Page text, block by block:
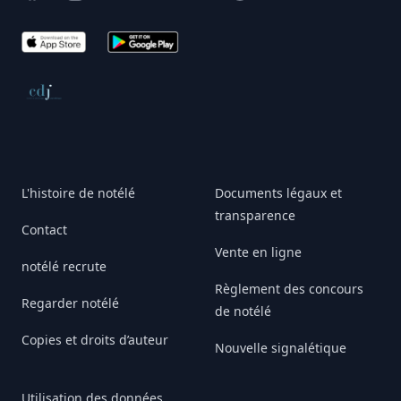
App Store Google Play
Conseil de déontologie journalistique
L'histoire de notélé
Contact
notélé recrute
Regarder notélé
Copies et droits d’auteur
Documents légaux et
transparence
Vente en ligne
Règlement des concours
de notélé
Nouvelle signalétique